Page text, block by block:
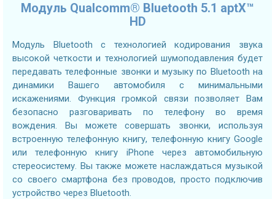
Модуль Qualcomm® Bluetooth 5.1 aptX™
HD
Модуль Bluetooth с технологией кодирования звука
высокой четкости и технологией шумоподавления будет
передавать телефонные звонки и музыку по Bluetooth на
динамики Вашего автомобиля с минимальными
искажениями. Функция громкой связи позволяет Вам
безопасно разговаривать по телефону во время
вождения. Вы можете совершать звонки, используя
встроенную телефонную книгу, телефонную книгу Google
или телефонную книгу iPhone через автомобильную
стереосистему. Вы также можете наслаждаться музыкой
со своего смартфона без проводов, просто подключив
устройство через Bluetooth.